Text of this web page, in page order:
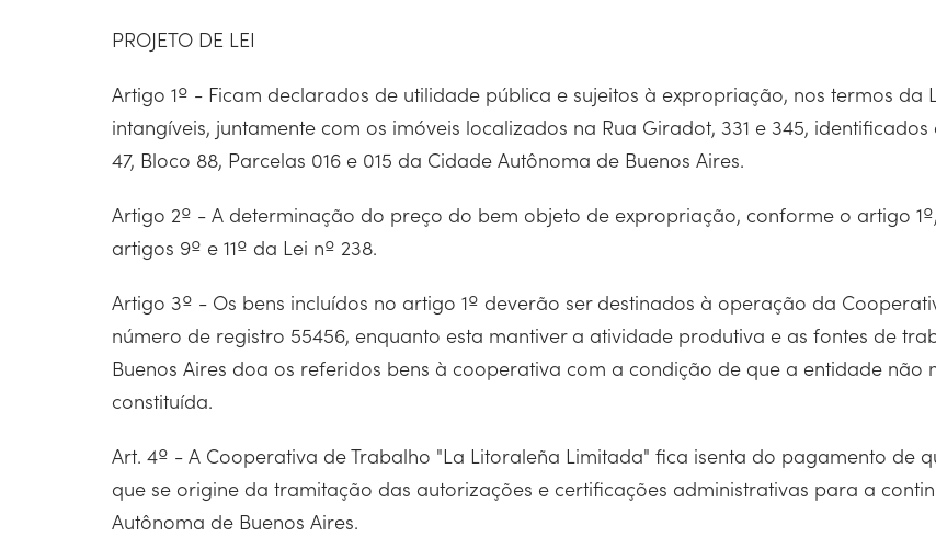
PROJETO DE LEI
Artigo 1º - Ficam declarados de utilidade pública e sujeitos à expropriação, nos termos da
intangíveis, juntamente com os imóveis localizados na Rua Giradot, 331 e 345,
47, Bloco 88, Parcelas 016 e 015 da Cidade Autônoma de Buenos Aires.
Artigo 2º - A determinação do preço do bem objeto de expropriação, conforme o artigo
artigos 9º e 11º da Lei nº 238.
Artigo 3º - Os bens incluídos no artigo 1º deverão ser destinados à operação da
número de registro 55456, enquanto esta mantiver a atividade produtiva e as fontes de
Buenos Aires doa os referidos bens à cooperativa com a condição de que a entidade
constituída.
Art. 4º - A Cooperativa de Trabalho "La Litoraleña Limitada" fica isenta do pagamento de
que se origine da tramitação das autorizações e certificações administrativas para a
Autônoma de Buenos Aires.